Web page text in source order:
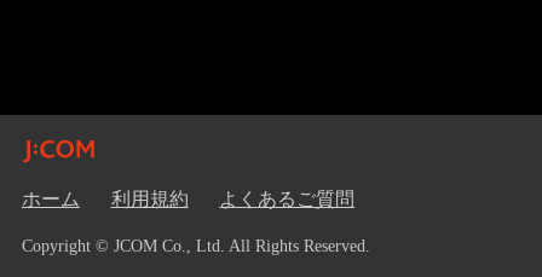
ホーム 利用規約 よくあるご質問
Copyright © JCOM Co., Ltd. All Rights Reserved.